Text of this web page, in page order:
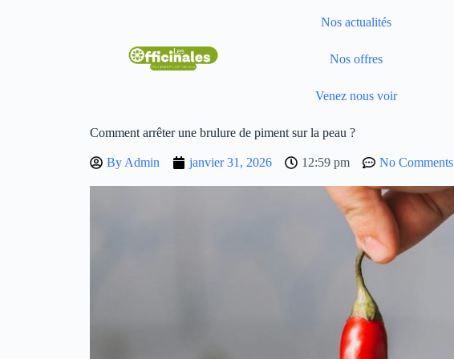
Nos actualités
Nos offres
Venez nous voir
Comment arrêter une brulure de piment sur la peau ?
By Admin janvier 31, 2026 12:59 pm No Comments